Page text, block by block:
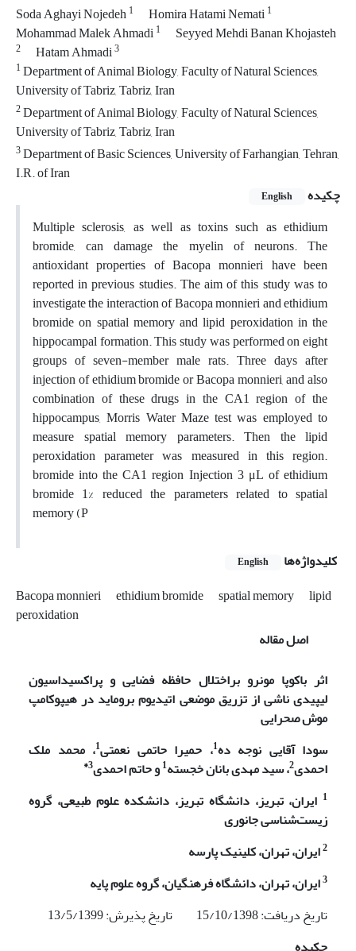
Soda Aghayi Nojedeh1 Homira Hatami Nemati1
Mohammad Malek Ahmadi1 Seyyed Mehdi Banan Khojasteh
2 Hatam Ahmadi3
1Department of Animal Biology, Faculty of Natural Sciences,
University of Tabriz, Tabriz, Iran
2Department of Animal Biology, Faculty of Natural Sciences,
University of Tabriz, Tabriz, Iran
3Department of Basic Sciences, University of Farhangian, Tehran,
I.R. of Iran
چکیده
English
Multiple sclerosis, as well as toxins such as ethidium
bromide, can damage the myelin of neurons. The
antioxidant properties of Bacopa monnieri have been
reported in previous studies. The aim of this study was to
investigate the interaction of Bacopa monnieri and ethidium
bromide on spatial memory and lipid peroxidation in the
hippocampal formation. This study was performed on eight
groups of seven-member male rats. Three days after
injection of ethidium bromide or Bacopa monnieri, and also
combination of these drugs in the CA1 region of the
hippocampus, Morris Water Maze test was employed to
measure spatial memory parameters. Then the lipid
peroxidation parameter was measured in this region.
bromide into the CA1 region Injection 3 μL of ethidium
bromide 1% reduced the parameters related to spatial
memory (P
کلیدواژه‌ها
English
Bacopa monnieri ethidium bromide spatial memory
lipid
peroxidation
اصل مقاله
اثر باکوپا مونرو براختلال حافظه فضایی و پراکسیداسیون
لیپیدی ناشی از تزریق موضعی اتیدیوم بروماید درهیپوکامپ
موش صحرایی
سودا آقایی نوجه ده1، حمیرا حاتمی نعمتی1، محمد ملک
احمدی2، سید مهدی بانان خجسته1وحاتم احمدی3*
1 ایران، تبریز، دانشگاه تبریز، دانشکده علوم طبیعی، گروه
زیست‌شناسی جانوری
2ایران، تهران،کلینیک پارسه
3ایران، تهران، دانشگاه فرهنگیان، گروه علوم پایه
تاریخ دریافت: 15/10/1398 تاریخ پذیرش: 13/5/1399